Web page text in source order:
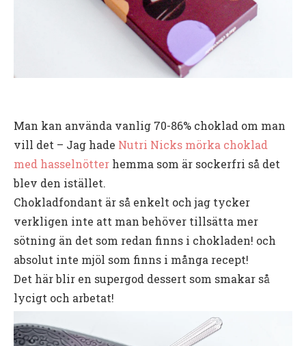
Man kan använda vanlig 70-86% choklad om man
vill det – Jag hade Nutri Nicks mörka choklad
med hasselnötter hemma som är sockerfri så det
blev den istället.
Chokladfondant är så enkelt och jag tycker
verkligen inte att man behöver tillsätta mer
sötning än det som redan finns i chokladen! och
absolut inte mjöl som finns i många recept!
Det här blir en supergod dessert som smakar så
lycigt och arbetat!